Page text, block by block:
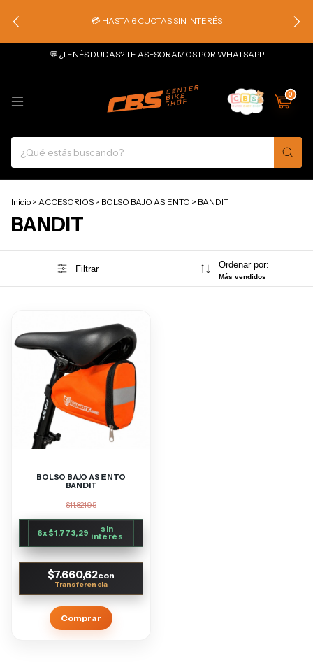
💳 HASTA 6 CUOTAS SIN INTERÉS
💬 ¿TENÉS DUDAS? TE ASESORAMOS POR WHATSAPP
0
Inicio > ACCESORIOS > BOLSO BAJO ASIENTO > BANDIT
BANDIT
Filtrar Ordenar por:
Más vendidos
BOLSO BAJO ASIENTO
BANDIT
$11.821,95
6x$1.773,29 sin
interés
$7.660,62con
Comprar